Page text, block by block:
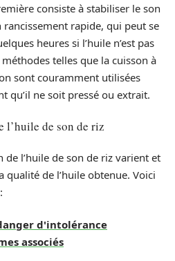
consiste à stabiliser le son
rapide, qui peut se
heures si l’huile n’est pas
telles que la cuisson à
sont couramment utilisées
qu’il ne soit pressé ou extrait.
l’huile de son de riz
de l’huile de son de riz varient et
de l’huile obtenue. Voici
d'intolérance
associés